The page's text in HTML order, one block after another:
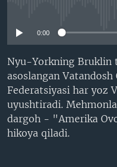
XABARLAR
TELEGRAM
SOUNDCLOUD
VOA
0:00
Nyu-Yorkning Bruklin
asoslangan
Federatsiyasi har yoz
uyushtiradi.
dargoh - "Amerika
hikoya qiladi.